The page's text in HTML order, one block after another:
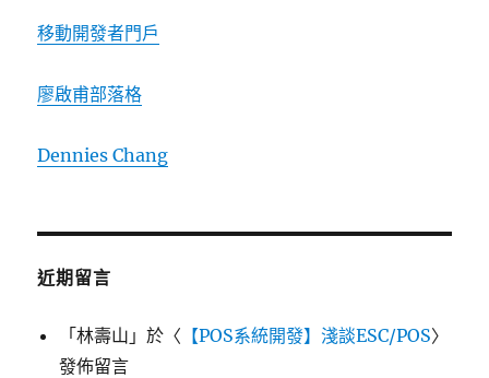
移動開發者門戶
廖啟甫部落格
Dennies Chang
近期留言
「林壽山 」於〈 【POS系統開發】淺談ESC/POS〉
發佈留言